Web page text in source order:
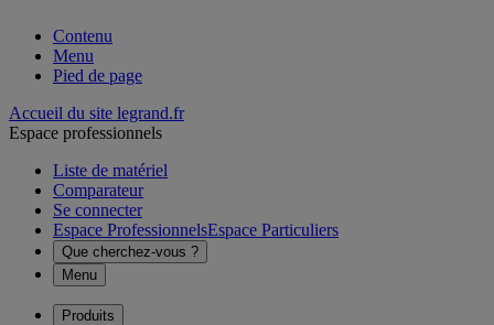
Contenu
Menu
Pied de page
Accueil du site legrand.fr
Espace professionnels
Liste de matériel
Comparateur
Se connecter
Espace ProfessionnelsEspace Particuliers
Que cherchez-vous ?
Menu
Produits